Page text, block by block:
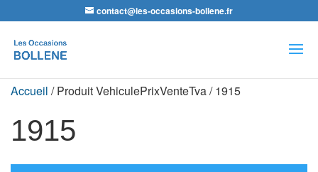
contact@les-occasions-bollene.fr
de
produits
Accueil / Produit VehiculePrixVenteTva / 1915
1915